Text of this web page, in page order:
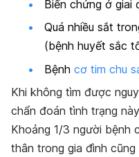
Biến chứng ở giai
Quá nhiều sắt
(bệnh huyết sắc
Bệnh cơ tim chu
Khi không tìm được
chẩn đoán tình trạng
Khoảng 1/3 người bệnh
thân trong gia đình